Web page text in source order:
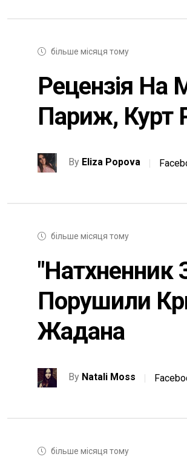
більше місяця тому
Рецензія На
Париж, Курт
By Eliza Popova
більше місяця тому
Порушили
Жадана
By Natali Moss
більше місяця тому